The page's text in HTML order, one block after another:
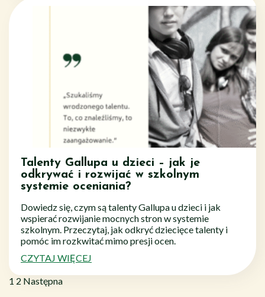
Talenty Gallupa u dzieci – jak je
odkrywać i rozwijać w szkolnym
systemie oceniania?
Dowiedz się, czym są talenty Gallupa u dzieci i jak
wspierać rozwijanie mocnych stron w systemie
szkolnym. Przeczytaj, jak odkryć dziecięce talenty i
pomóc im rozkwitać mimo presji ocen.
CZYTAJ WIĘCEJ
Stronicowanie
Page
1 Page
2 Następna